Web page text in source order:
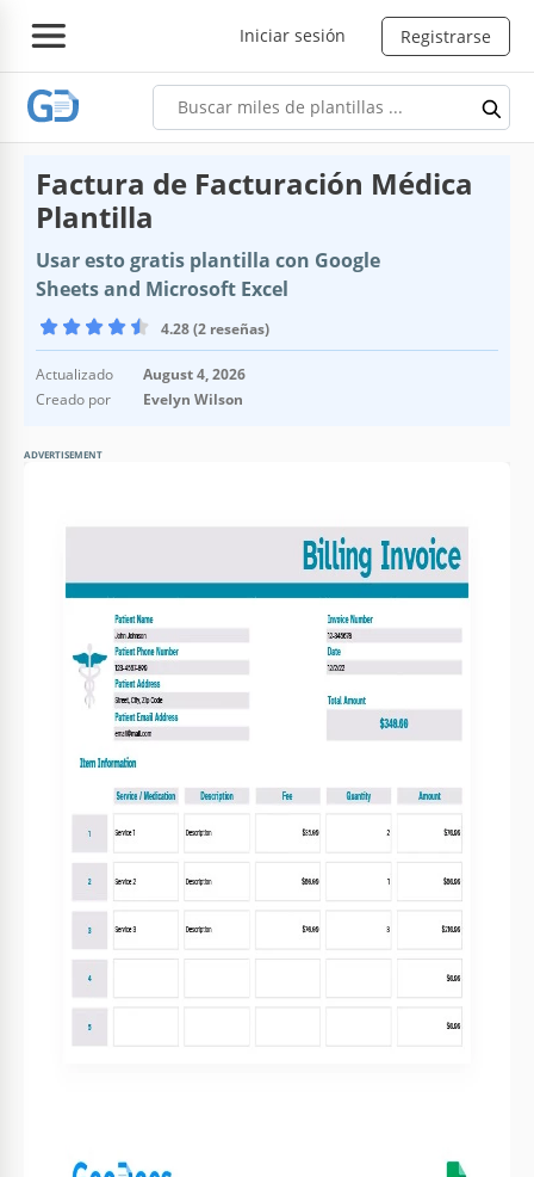
Iniciar sesión Registrarse
Factura de Facturación Médica
Plantilla
Usar esto gratis plantilla con Google
Sheets and Microsoft Excel
4.28 (2 reseñas)
Actualizado
August 4, 2026
Creado por
Evelyn Wilson
ADVERTISEMENT